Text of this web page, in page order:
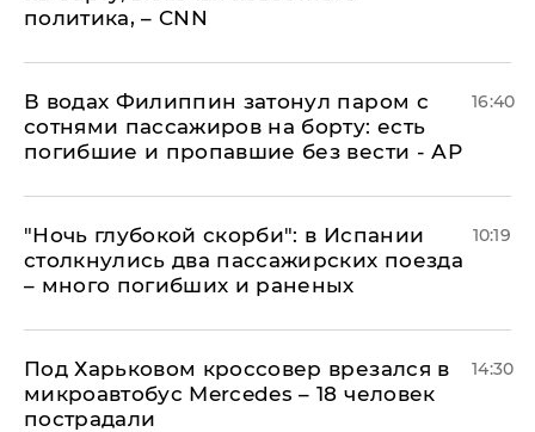
политика, – CNN
В водах Филиппин затонул паром с
сотнями пассажиров на борту: есть
погибшие и пропавшие без вести - АР
16:40
"Ночь глубокой скорби": в Испании
столкнулись два пассажирских поезда
– много погибших и раненых
10:19
Под Харьковом кроссовер врезался в
микроавтобус Mercedes – 18 человек
пострадали
14:30